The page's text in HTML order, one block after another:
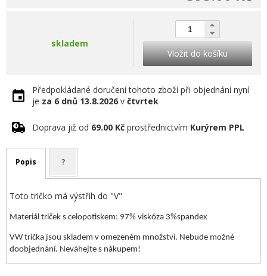
skladem
Vložit do košíku
Předpokládané doručení tohoto zboží při objednání nyní
je za 6 dnů 13.8.2026 v čtvrtek
Doprava již od 69.00 Kč prostřednictvím Kurýrem PPL
Popis ?
Toto tričko má výstřih do "V"
Materiál triček s celopotiskem: 97% viskóza 3%spandex
VW trička jsou skladem v omezeném množství. Nebude možné
doobjednání. Neváhejte s nákupem!